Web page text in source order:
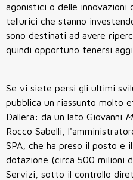
agonistici o delle
tellurici che stanno
sono destinati ad avere
quindi opportuno tenersi
Se vi siete persi gli ultimi
pubblica un riassunto molto
Dallera: da un lato Giovanni
Rocco Sabelli,
SPA, che ha preso il posto e
dotazione (circa 500 milioni
Servizi, sotto il controllo